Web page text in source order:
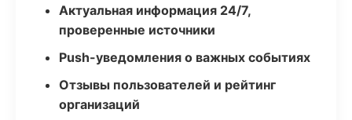
Актуальная информация 24/7,
проверенные источники
Push-уведомления о важных событиях
Отзывы пользователей и рейтинг
организаций